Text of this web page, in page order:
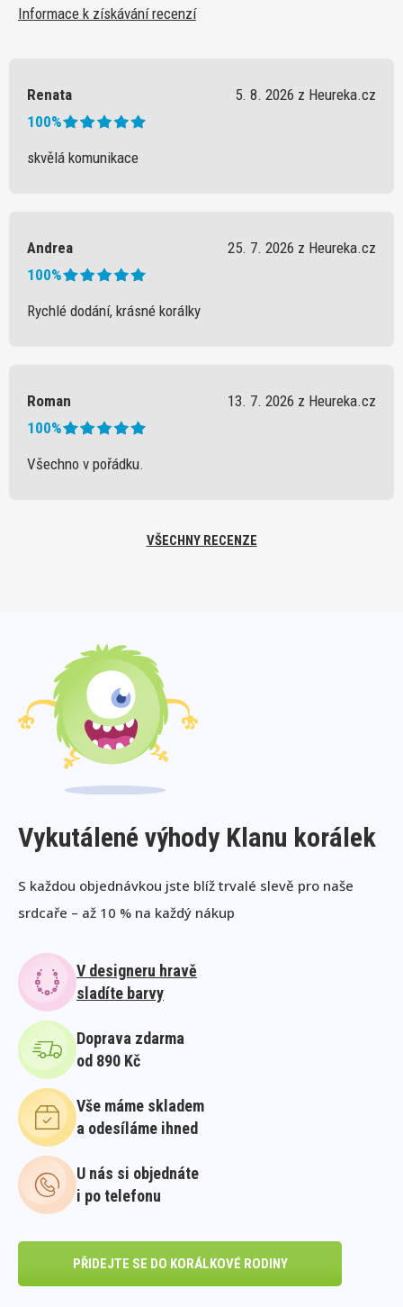
Informace k získávání recenzí
Renata
5. 8. 2026 z Heureka.cz
100%
skvělá komunikace
Andrea
25. 7. 2026 z Heureka.cz
100%
Rychlé dodání, krásné korálky
Roman
13. 7. 2026 z Heureka.cz
100%
Všechno v pořádku.
VŠECHNY RECENZE
Vykutálené výhody Klanu korálek
S každou objednávkou jste blíž trvalé slevě pro naše
srdcaře – až 10 % na každý nákup
V designeru hravě
sladíte barvy
Doprava zdarma
od 890 Kč
Vše máme skladem
a odesíláme ihned
U nás si objednáte
i po telefonu
PŘIDEJTE SE DO KORÁLKOVÉ RODINY